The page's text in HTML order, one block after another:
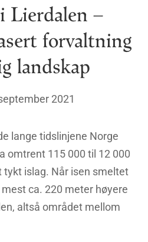
Lierdalen –
forvaltning
landskap
2021
lange tidslinjene Norge
omtrent 115 000 til 12 000
tykt islag. Når isen smeltet
ca. 220 meter høyere
altså området mellom